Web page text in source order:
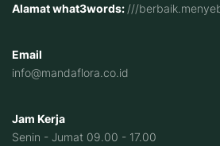
Alamat what3words: ///
Email
info@mandaflora.co.id
Jam Kerja
Senin - Jumat 09.00 - 17.00